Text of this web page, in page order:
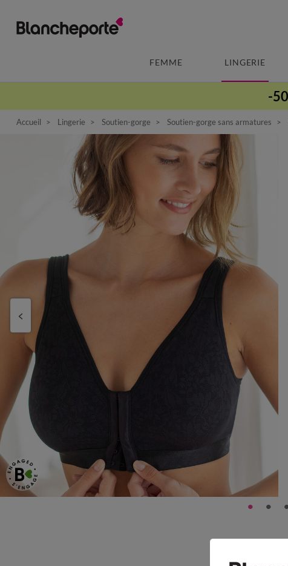
FEMME LINGERIE
-
Accueil Lingerie Soutien-gorge Soutien-gorge sans armatures